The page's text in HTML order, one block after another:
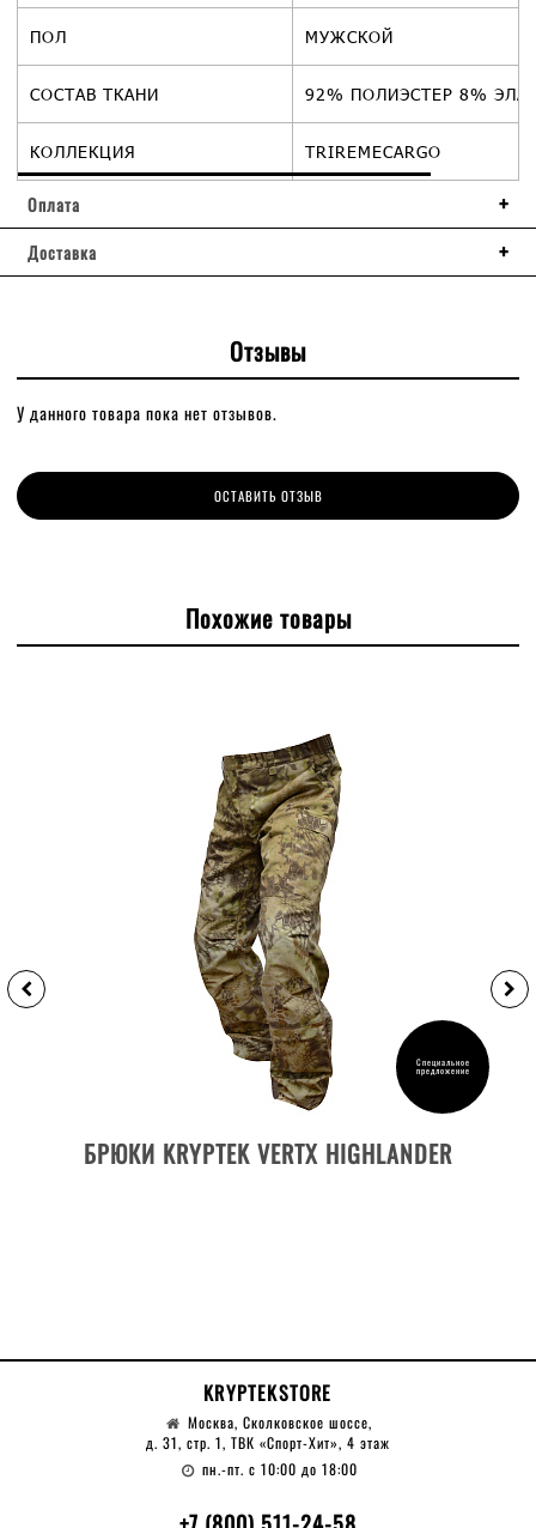
ПОЛ МУЖСКОЙ
СОСТАВ ТКАНИ 92% ПОЛИЭСТЕР 8%
КОЛЛЕКЦИЯ TRIREMECARGO
Оплата
Доставка
Отзывы
У данного товара пока нет отзывов.
ОСТАВИТЬ ОТЗЫВ
Похожие товары
Специальное
предложение
БРЮКИ KRYPTEK VERTX HIGHLANDER
KRYPTEKSTORE
Москва, Сколковское шоссе,
д. 31, стр. 1, ТВК «Спорт-Хит», 4 этаж
пн.-пт. с 10:00 до 18:00